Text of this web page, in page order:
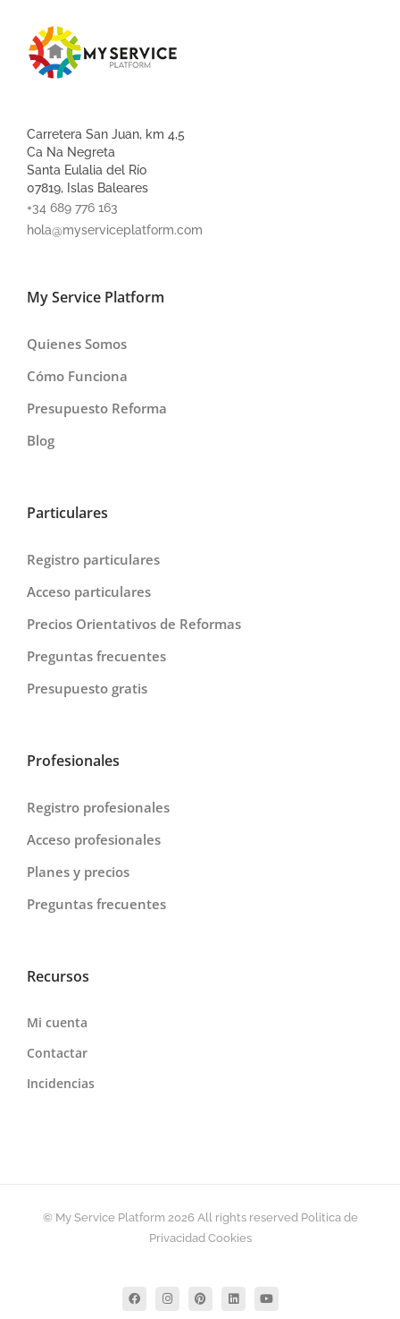
Carretera San Juan, km 4,5
Ca Na Negreta
Santa Eulalia del Río
07819, Islas Baleares
+34 689 776 163
hola@myserviceplatform.com
My Service Platform
Quienes Somos
Cómo Funciona
Presupuesto Reforma
Blog
Particulares
Registro particulares
Acceso particulares
Precios Orientativos de Reformas
Preguntas frecuentes
Presupuesto gratis
Profesionales
Registro profesionales
Acceso profesionales
Planes y precios
Preguntas frecuentes
Recursos
Mi cuenta
Contactar
Incidencias
© My Service Platform 2026 All rights reserved Politica de
Privacidad Cookies
FacebookInstagramPinterestLinkedInYouTube